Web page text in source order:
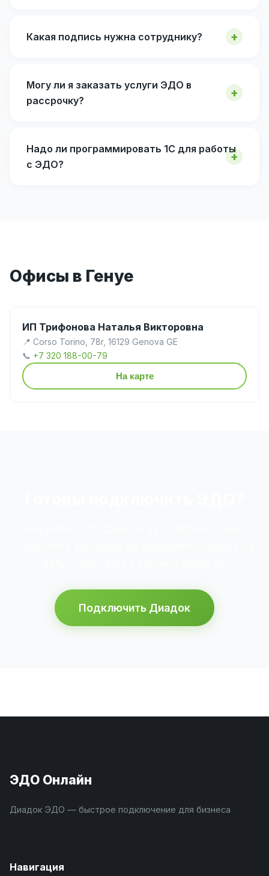
Какая подпись нужна сотруднику?
Могу ли я заказать услуги ЭДО в
рассрочку?
Надо ли программировать 1С для работы
с ЭДО?
Офисы в Генуе
ИП Трифонова Наталья Викторовна
📍 Corso Torino, 78r, 16129 Genova GE
📞 +7 320 188-00-79
На карте
Подключить Диадок
ЭДО Онлайн
Диадок ЭДО — быстрое подключение для бизнеса
Навигация